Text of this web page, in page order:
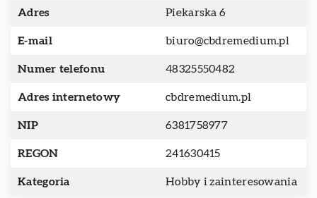
Adres Piekarska 6
E-mail biuro@cbdremedium.pl
Numer telefonu 48325550482
Adres internetowy cbdremedium.pl
NIP 6381758977
REGON 241630415
Kategoria Hobby i zainteresowania